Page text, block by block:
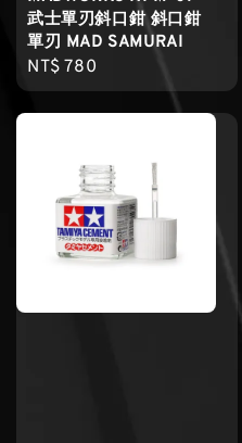
武士單刃斜口鉗 斜口鉗
單刃 MAD SAMURAI
Regular
price
NT$ 780